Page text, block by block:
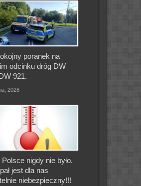
poranek na
odcinku dróg DW
921.
2026
Polsce nigdy nie było.
jest dla nas
niebezpieczny!!!